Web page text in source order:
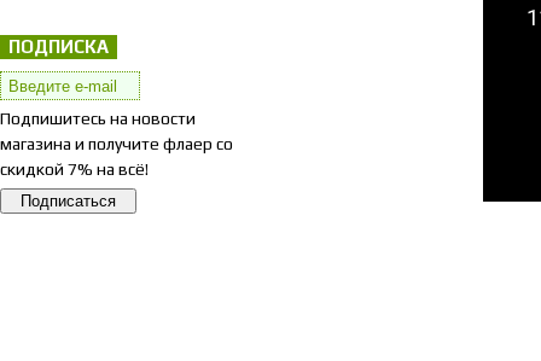
ПОДПИСКА
Подпишитесь на новости
магазина и получите флаер со
скидкой 7% на всё!